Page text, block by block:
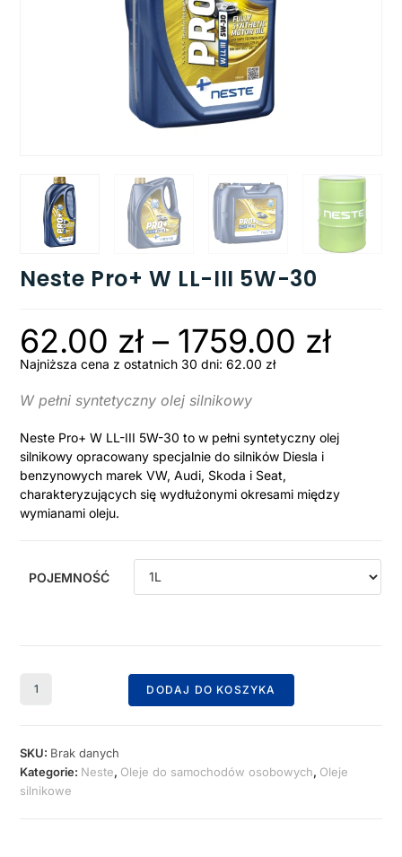
Neste Pro+ W LL-III 5W-30
62.00 zł – 1759.00 zł
Najniższa cena z ostatnich 30 dni:62.00 zł
W pełni syntetyczny olej silnikowy
Neste Pro+ W LL-III 5W-30 to w pełni syntetyczny olej
silnikowy opracowany specjalnie do silników Diesla i
benzynowych marek VW, Audi, Skoda i Seat,
charakteryzujących się wydłużonymi okresami między
wymianami oleju.
POJEMNOŚĆ
DODAJ DO KOSZYKA
SKU: Brak danych
Kategorie: Neste, Oleje do samochodów osobowych, Oleje
silnikowe